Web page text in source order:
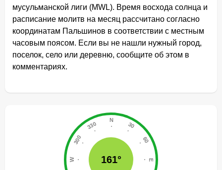
мусульманской лиги (MWL). Время восхода солнца и
расписание молитв на месяц рассчитано согласно
координатам Пальшинов в соответствии с местным
часовым поясом. Если вы не нашли нужный город,
поселок, село или деревню, сообщите об этом в
комментариях.
161°